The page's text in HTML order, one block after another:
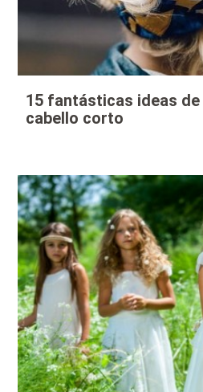
15 fantásticas ideas
cabello corto